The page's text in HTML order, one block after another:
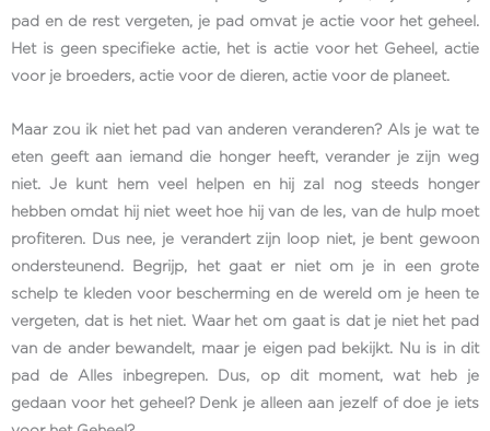
pad en de rest vergeten, je pad omvat je actie voor het geheel.
Het is geen specifieke actie, het is actie voor het Geheel, actie
voor je broeders, actie voor de dieren, actie voor de planeet.
Maar zou ik niet het pad van anderen veranderen? Als je wat te
eten geeft aan iemand die honger heeft, verander je zijn weg
niet. Je kunt hem veel helpen en hij zal nog steeds honger
hebben omdat hij niet weet hoe hij van de les, van de hulp moet
profiteren. Dus nee, je verandert zijn loop niet, je bent gewoon
ondersteunend. Begrijp, het gaat er niet om je in een grote
schelp te kleden voor bescherming en de wereld om je heen te
vergeten, dat is het niet. Waar het om gaat is dat je niet het pad
van de ander bewandelt, maar je eigen pad bekijkt. Nu is in dit
pad de Alles inbegrepen. Dus, op dit moment, wat heb je
gedaan voor het geheel? Denk je alleen aan jezelf of doe je iets